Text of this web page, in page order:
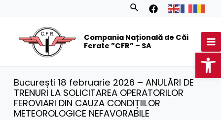
Search
Compania Națională de Căi
Ferate ”CFR” – SA
București 18 februarie 2026 – ANULĂRI DE
TRENURI LA SOLICITAREA OPERATORILOR
FEROVIARI DIN CAUZA CONDIȚIILOR
METEOROLOGICE NEFAVORABILE